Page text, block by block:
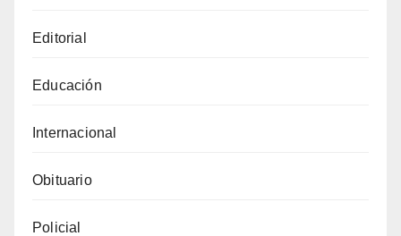
Editorial
Educación
Internacional
Obituario
Policial